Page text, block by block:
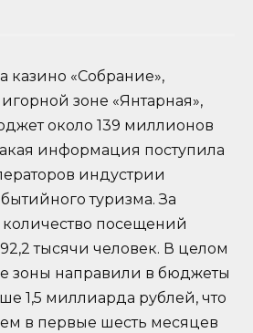
казино «Собрание»,
зоне «Янтарная»,
около 139 миллионов
информация поступила
индустрии
туризма. За
посещений
тысячи человек. В целом
зоны направили в бюджеты
1,5 миллиарда рублей, что
в первые шесть месяцев